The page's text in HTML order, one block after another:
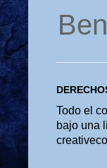
Todo el
bajo una